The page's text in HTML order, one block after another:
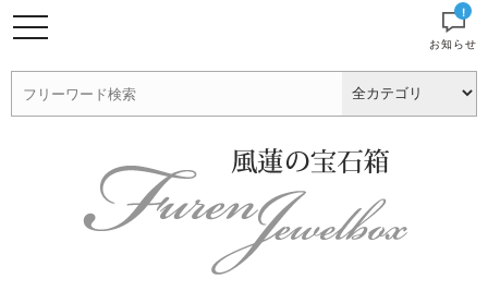
!
お知らせ